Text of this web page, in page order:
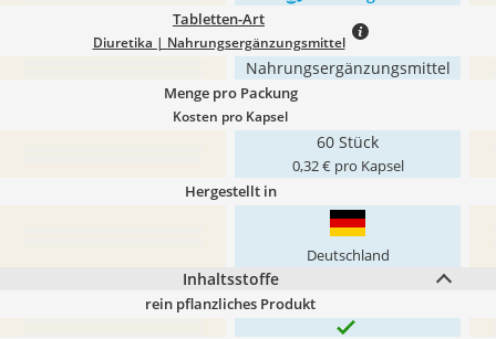
Tabletten-Art
Diuretika | Nahrungsergänzungsmittel
Nahrungsergänzungsmittel
Menge pro Packung
Kosten pro Kapsel
60 Stück
0,32 € pro Kapsel
Hergestellt in
Deutschland
Inhaltsstoffe
rein pflanzliches Produkt